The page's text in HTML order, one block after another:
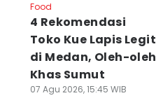
Food
4 Rekomendasi
Toko Kue Lapis Legit
di Medan, Oleh-oleh
Khas Sumut
07 Agu 2026, 15:45 WIB